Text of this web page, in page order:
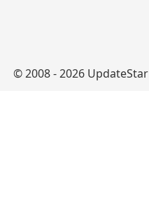
© 2008 - 2026 UpdateStar